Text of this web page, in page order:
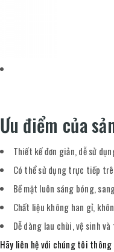
Ưu điểm của
Thiết kế đơn giản, dễ sử
Có thể sử dụng trực tiếp
Bề mặt luôn sáng bóng,
Chất liệu không han gỉ,
Dễ dàng lau chùi, vệ sinh
Hãy liên hệ với chúng tôi thông